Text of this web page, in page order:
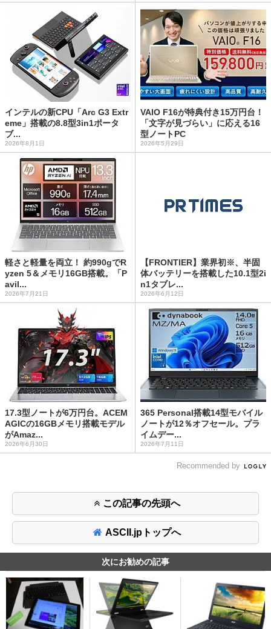
インテルの新CPU「Arc G3 Extr
eme」搭載の8.8型3in1ポータ
ブ...
2026年8月1日
VAIO F16が特典付き15万円台！
「文字が見づらい」に応える16
型ノートPC
2026年5月29日
軽さと軽量を両立！ 約990gでR
yzen 5＆メモリ16GB搭載。「P
avil...
2026年7月21日
【FRONTIER】業界初※、半固
体バッテリーを搭載した10.1型2i
n1タブレ...
2026年6月12日
17.3型ノートが6万円台。ACEM
AGICの16GBメモリ搭載モデル
がAmaz...
2026年6月30日
365 Personal搭載14型モバイル
ノートが12％オフセール。プラ
イムデー...
2026年7月11日
Recommended by
この記事の先頭へ
ASCII.jpトップへ
次にお勧めの記事